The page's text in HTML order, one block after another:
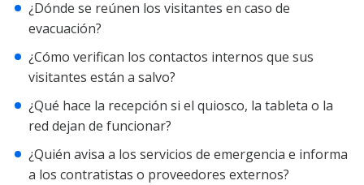
¿Dónde se reúnen los visitantes en caso de
evacuación?
¿Cómo verifican los contactos internos que sus
visitantes están a salvo?
¿Qué hace la recepción si el quiosco, la tableta o la
red dejan de funcionar?
¿Quién avisa a los servicios de emergencia e informa
a los contratistas o proveedores externos?